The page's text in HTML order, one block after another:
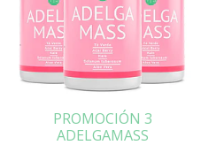
PROMOCIÓN 3
ADELGAMASS